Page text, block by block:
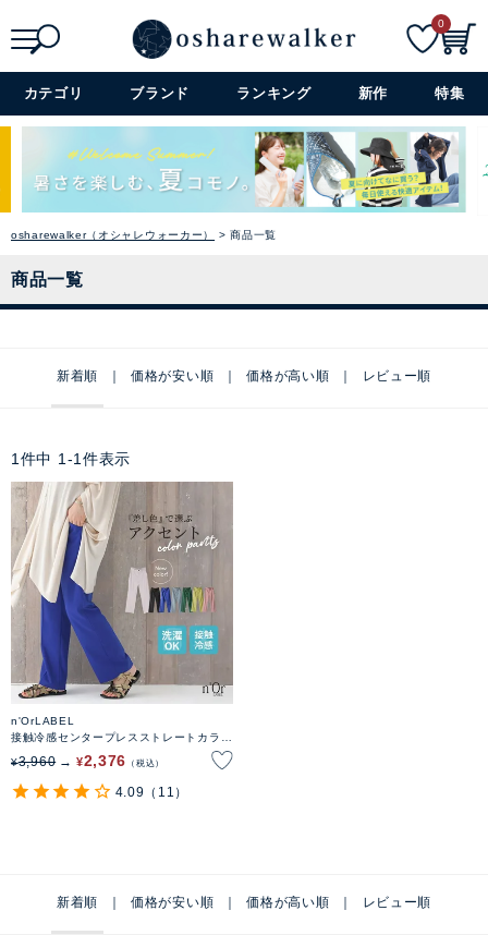
詳細検索+
0
カテゴリ ブランド ランキング 新作 特集
osharewalker（オシャレウォーカー） 商品一覧
商品一覧
新着順 価格が安い順 価格が高い順 レビュー順
1 件中 1 -1 件表示
n'OrLABEL
接触冷感センタープレスストレートカラー
¥3,960 ¥2,376 税込
4.09 （11）
新着順 価格が安い順 価格が高い順 レビュー順